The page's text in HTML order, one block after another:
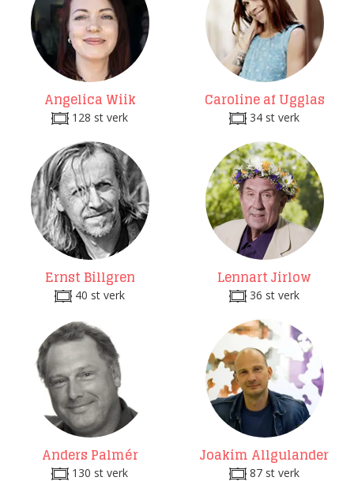
Angelica Wiik
128 st verk
Caroline af Ugglas
34 st verk
Ernst Billgren
40 st verk
Lennart Jirlow
36 st verk
Anders Palmér
130 st verk
Joakim Allgulander
87 st verk